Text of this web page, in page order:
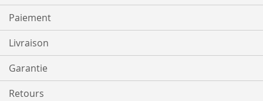
Paiement
Livraison
Garantie
Retours